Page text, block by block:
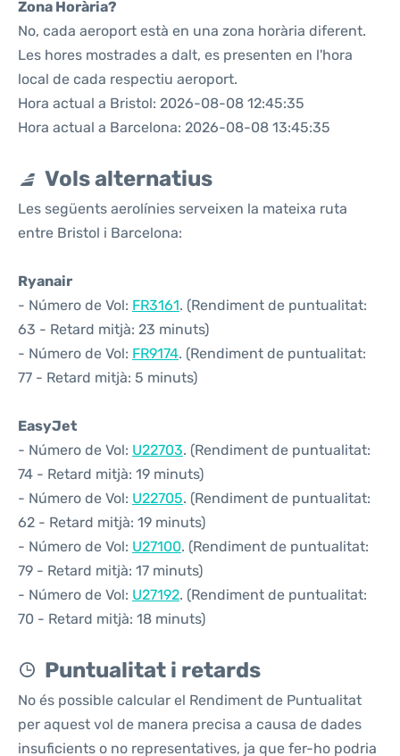
Zona Horària?
No, cada aeroport està en una zona horària diferent.
Les hores mostrades a dalt, es presenten en l'hora
local de cada respectiu aeroport.
Hora actual a Bristol: 2026-08-08 12:45:35
Hora actual a Barcelona: 2026-08-08 13:45:35
Vols alternatius
Les següents aerolínies serveixen la mateixa ruta
entre Bristol i Barcelona:
Ryanair
- Número de Vol: FR3161. (Rendiment de puntualitat:
63 - Retard mitjà: 23 minuts)
- Número de Vol: FR9174. (Rendiment de puntualitat:
77 - Retard mitjà: 5 minuts)
EasyJet
- Número de Vol: U22703. (Rendiment de puntualitat:
74 - Retard mitjà: 19 minuts)
- Número de Vol: U22705. (Rendiment de puntualitat:
62 - Retard mitjà: 19 minuts)
- Número de Vol: U27100. (Rendiment de puntualitat:
79 - Retard mitjà: 17 minuts)
- Número de Vol: U27192. (Rendiment de puntualitat:
70 - Retard mitjà: 18 minuts)
Puntualitat i retards
No és possible calcular el Rendiment de Puntualitat
per aquest vol de manera precisa a causa de dades
insuficients o no representatives, ja que fer-ho podria